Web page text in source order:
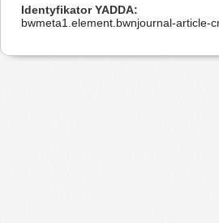
Identyfikator YADDA
bwmeta1.element.bwnjournal-article-